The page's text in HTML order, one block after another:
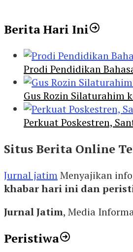
Berita Hari Ini
Prodi Pendidikan
Gus Rozin Silaturahim
Perkuat Poskestren,
Situs Berita Online
Jurnal jatimMenyajikan
khabar hari ini dan
Jurnal Jatim, Media
Peristiwa